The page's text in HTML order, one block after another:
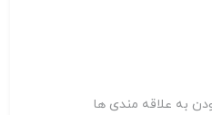
به علاقه مندی ها